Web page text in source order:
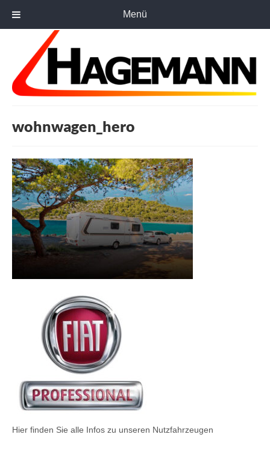
wohnwagen_hero
Hier finden Sie alle Infos zu unseren Nutzfahrzeugen
Menü